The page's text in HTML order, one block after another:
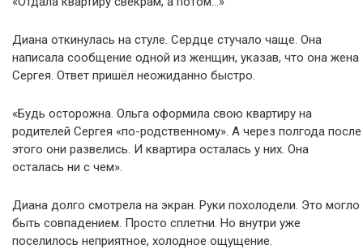
Диана откинулась на стуле. Сердце стучало чаще. Она
написала сообщение одной из женщин, указав, что она жена
Сергея. Ответ пришёл неожиданно быстро.
«Будь осторожна. Ольга оформила свою квартиру на
родителей Сергея «по-родственному». А через полгода после
этого они развелись. И квартира осталась у них. Она
осталась ни с чем».
Диана долго смотрела на экран. Руки похолодели. Это могло
быть совпадением. Просто сплетни. Но внутри уже
поселилось неприятное, холодное ощущение.